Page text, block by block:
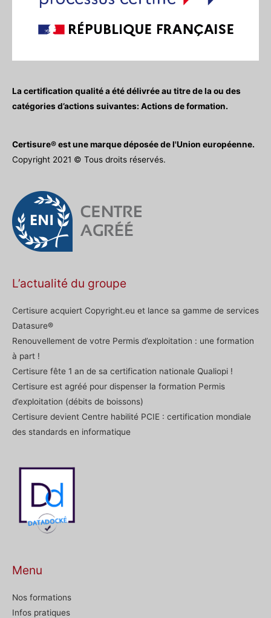
La certification qualité a été délivrée au titre de la ou des
catégories d’actions suivantes: Actions de formation.
Certisure® est une marque déposée de l'Union européenne.
Copyright 2021 © Tous droits réservés.
L’actualité du groupe
Certisure acquiert Copyright.eu et lance sa gamme de services
Datasure®
Renouvellement de votre Permis d’exploitation : une formation
à part !
Certisure fête 1 an de sa certification nationale Qualiopi !
Certisure est agréé pour dispenser la formation Permis
d’exploitation (débits de boissons)
Certisure devient Centre habilité PCIE : certification mondiale
des standards en informatique
Menu
Nos formations
Infos pratiques